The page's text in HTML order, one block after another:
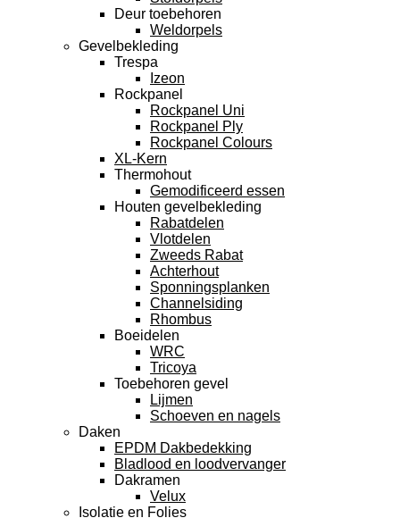
Deur toebehoren
Weldorpels
Gevelbekleding
Trespa
Izeon
Rockpanel
Rockpanel Uni
Rockpanel Ply
Rockpanel Colours
XL-Kern
Thermohout
Gemodificeerd essen
Houten gevelbekleding
Rabatdelen
Vlotdelen
Zweeds Rabat
Achterhout
Sponningsplanken
Channelsiding
Rhombus
Boeidelen
WRC
Tricoya
Toebehoren gevel
Lijmen
Schoeven en nagels
Daken
EPDM Dakbedekking
Bladlood en loodvervanger
Dakramen
Velux
Isolatie en Folies